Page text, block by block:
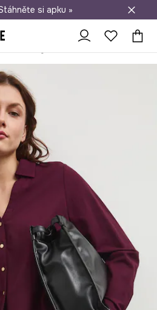
při nákupu nad 1 200 Kč
si apku »